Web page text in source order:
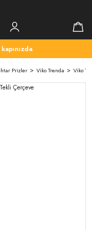
Prizler Viko Trenda Viko